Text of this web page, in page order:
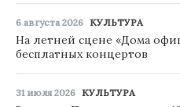
6 августа 2026 КУЛЬТУРА
На летней сцене «Дома
бесплатных концертов
31 июля 2026 КУЛЬТУРА